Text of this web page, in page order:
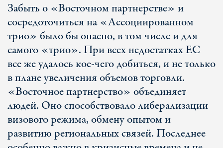
Забыть о «Восточном партнерстве» и
сосредоточиться на «Ассоциированном
трио» было бы опасно, в том числе и для
самого «трио». При всех недостатках ЕС
все же удалось кое-чего добиться, и не только
в плане увеличения объемов торговли.
«Восточное партнерство» объединяет
людей. Оно способствовало либерализации
визового режима, обмену опытом и
развитию региональных связей. Последнее